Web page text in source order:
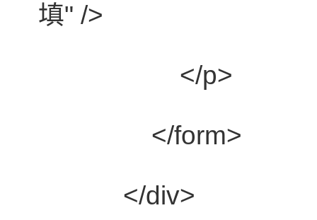
填" />
</p>
</form>
</div>